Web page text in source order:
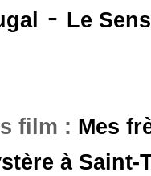
- Le
film : Mes
à Saint-